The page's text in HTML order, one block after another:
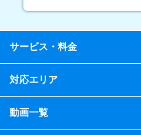
サービス・料金
対応エリア
動画一覧